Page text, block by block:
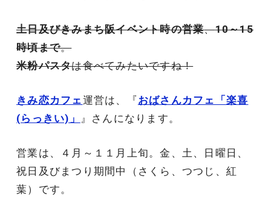
土日及びきみまち阪イベント時の営業、10～15
時頃まで。
米粉パスタは食べてみたいですね！
きみ恋カフェ運営は、『 おばさんカフェ「楽喜
(らっきい)」 』さんになります。
営業は、４月～１１月上旬。金、土、日曜日、
祝日及びまつり期間中（さくら、つつじ、紅
葉）です。